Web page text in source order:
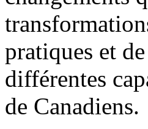
pratiques et
différentes
de Canadiens.